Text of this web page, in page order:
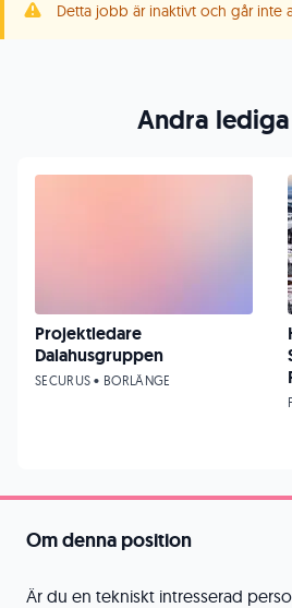
Detta jobb är inaktivt och går inte
Om denna position
Är du en tekniskt intresserad
Andra
Projektledare
Dalahusgruppen
SECURUS • BORLÄNGE